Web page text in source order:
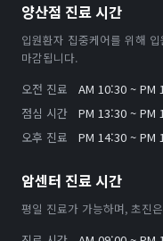
양산점 진료 시간
입원환자 집중케어를 위해
마감됩니다.
오전 진료
AM 10:30 ~ PM
점심 시간
PM 13:30 ~ PM
오후 진료
PM 14:30 ~ PM
암센터 진료 시간
평일 진료가 가능하며, 초진